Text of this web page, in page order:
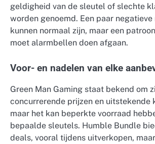
geldigheid van de sleutel of slechte
worden genoemd. Een paar negatieve
kunnen normaal zijn, maar een
moet alarmbellen doen afgaan.
Voor- en nadelen van elke
Green Man Gaming staat bekend om
concurrerende prijzen en uitstekende
maar het kan beperkte voorraad
bepaalde sleutels. Humble Bundle
deals, vooral tijdens uitverkopen,